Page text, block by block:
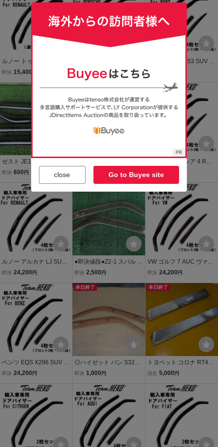
け け
ルノー トゥインゴ 3 AH
ハッチバック 2016年～ T
eam HEKO ドアバイザー
サイドバイザー 左右セッ
ト 運転席 助手席 327190
即決 15,400
2014年～ Team HEKO ド
アバイザー サイドバイザ
ー 左右セット 運転席 助手
席 リア 326306
即決 24,200円
ベンツ GLC X253 SUV 20
16年～2023年 Team HEK
O ドアバイザー サイドバ
イザー 左右セット 運転席
助手席 リア 323299
即決
ゼスト JE1 JE2 ドアバイ
ザー サイドバイザー左右
運転席側 助手席側 純正 雨
除け 一式
即決 600 円
イザー サイドバイザー 左
ア 311004
円
ルノー ルーテシア 4 RH
20年 Team HEKO ドアバ
イザー サイドバイザー 左
右セット 運転席 助手席 リ
ア 327184
即決 24,200
ルノー アルカナ LJ SUV 2
022年～ Team HEKO ド
ー 左右セット 運転席 助手
席 リア 327019
即決 24,200 円
●即決値段●Z2-1 スバル サ
ンバー TT1 TT2 TV1 TV2
右 サイドドアバイザー 運
即決 2,500 円
VW ゴルフ 7 AUC ヴァリ
アント 2013年～2021年 T
サイドバイザー 左右セッ
ト 運転席 助手席 リア 331
195
即決 24,200 円
ベンツ EQS X296 SUV 20
23年～ Team HEKO ドア
左右セット 運転席 助手席
リア 323645
即決 24,200 円
本日終了
◎ハイゼット バン S320V
フロント ドアバイザー 左
助手席 インボイス対応
即決 1,000 円
本日終了
トヨペット コロナ RT40
ドア サイドバイザー フロ
ア 運転席/助手席
現在 5,000 円
close Go to Buyee site